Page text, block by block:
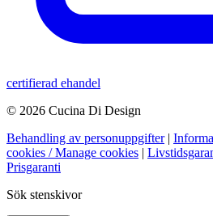
certifierad ehandel
© 2026 Cucina Di Design
Behandling av personuppgifter |
cookies / Manage cookies |
Prisgaranti
Sök stenskivor